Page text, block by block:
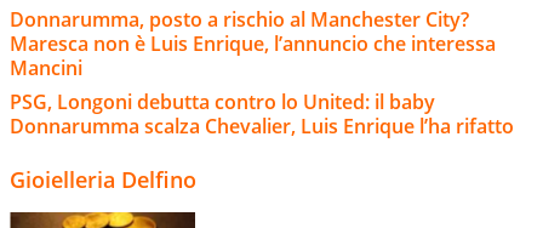
Donnarumma, posto a rischio al Manchester City?
Maresca non è Luis Enrique, l’annuncio che interessa
Mancini
PSG, Longoni debutta contro lo United: il baby
Donnarumma scalza Chevalier, Luis Enrique l’ha rifatto
Gioielleria Delfino